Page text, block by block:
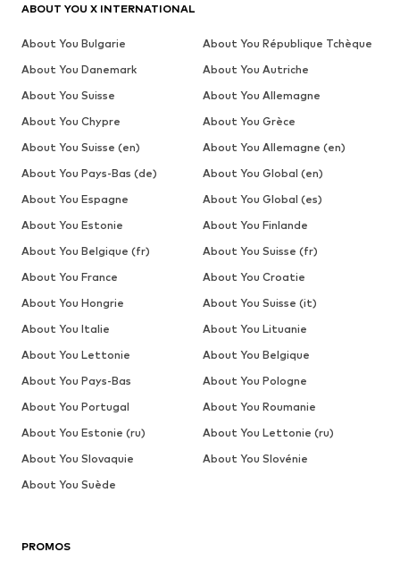
PROMOS
ABOUT YOU X INTERNATIONAL
About You Bulgarie
About You République Tchèque
About You Danemark
About You Autriche
About You Suisse
About You Allemagne
About You Chypre
About You Grèce
About You Suisse (en)
About You Allemagne (en)
About You Pays-Bas (de)
About You Global (en)
About You Espagne
About You Global (es)
About You Estonie
About You Finlande
About You Belgique (fr)
About You Suisse (fr)
About You France
About You Croatie
About You Hongrie
About You Suisse (it)
About You Italie
About You Lituanie
About You Lettonie
About You Belgique
About You Pays-Bas
About You Pologne
About You Portugal
About You Roumanie
About You Estonie (ru)
About You Lettonie (ru)
About You Slovaquie
About You Slovénie
About You Suède